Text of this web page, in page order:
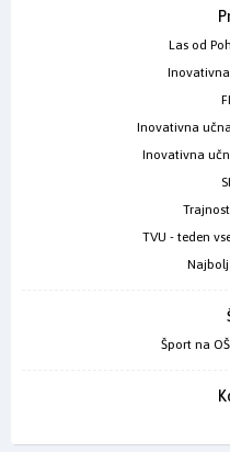
Las od
Inovativna
Inovativna
TVU - teden
Šport na